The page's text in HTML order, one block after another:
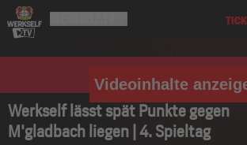
Videoinhalte
Werkself lässt spät Punkte gegen
M'gladbach liegen | 4. Spieltag